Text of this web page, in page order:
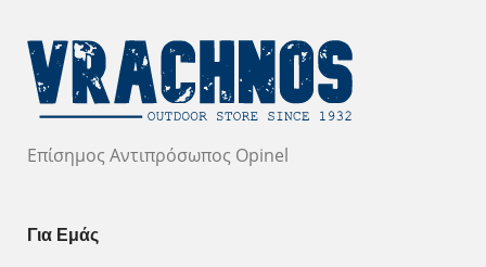
Επίσημος Αντιπρόσωπος Opinel
Για Εμάς